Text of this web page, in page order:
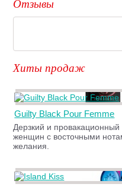
Отзывы
Хиты продаж
Guilty Black Pour Femme
Дерзкий и
женщин с восточными
желания.